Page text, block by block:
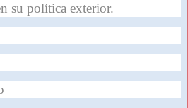
su política exterior.